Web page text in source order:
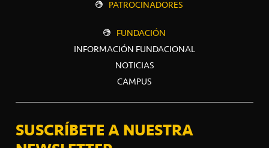
PATROCINADORES
FUNDACIÓN
INFORMACIÓN FUNDACIONAL
NOTICIAS
CAMPUS
SUSCRÍBETE A NUESTRA